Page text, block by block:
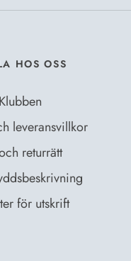
HOS OSS
leveransvillkor
returrätt
för utskrift